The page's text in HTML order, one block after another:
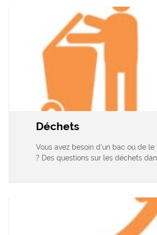
Déchets
Vous avez besoin d’un bac ou de
? Des questions sur les déchets